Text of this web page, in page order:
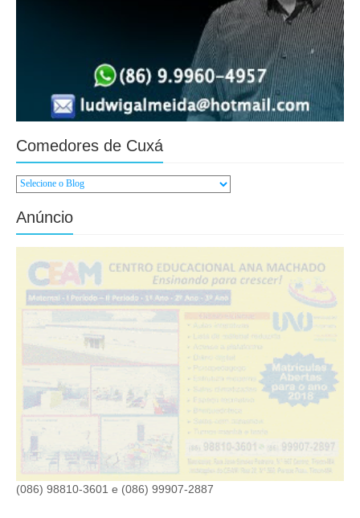
Comedores de Cuxá
Anúncio
(086) 98810-3601 e (086) 99907-2887